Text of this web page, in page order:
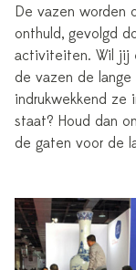
De vazen worden
onthuld, gevolgd
activiteiten. Wil jij
de vazen de
indrukwekkend ze
staat? Houd dan
de gaten voor de